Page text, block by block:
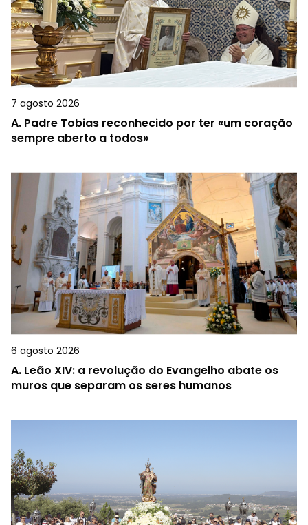
7 agosto 2026
A. Padre Tobias reconhecido por ter «um coração
sempre aberto a todos»
6 agosto 2026
A. Leão XIV: a revolução do Evangelho abate os
muros que separam os seres humanos